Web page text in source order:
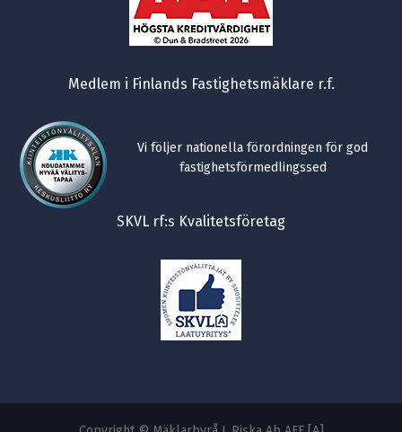
Medlem i Finlands Fastighetsmäklare r.f.
Vi följer nationella förordningen för god
fastighetsförmedlingssed
SKVL rf:s Kvalitetsföretag